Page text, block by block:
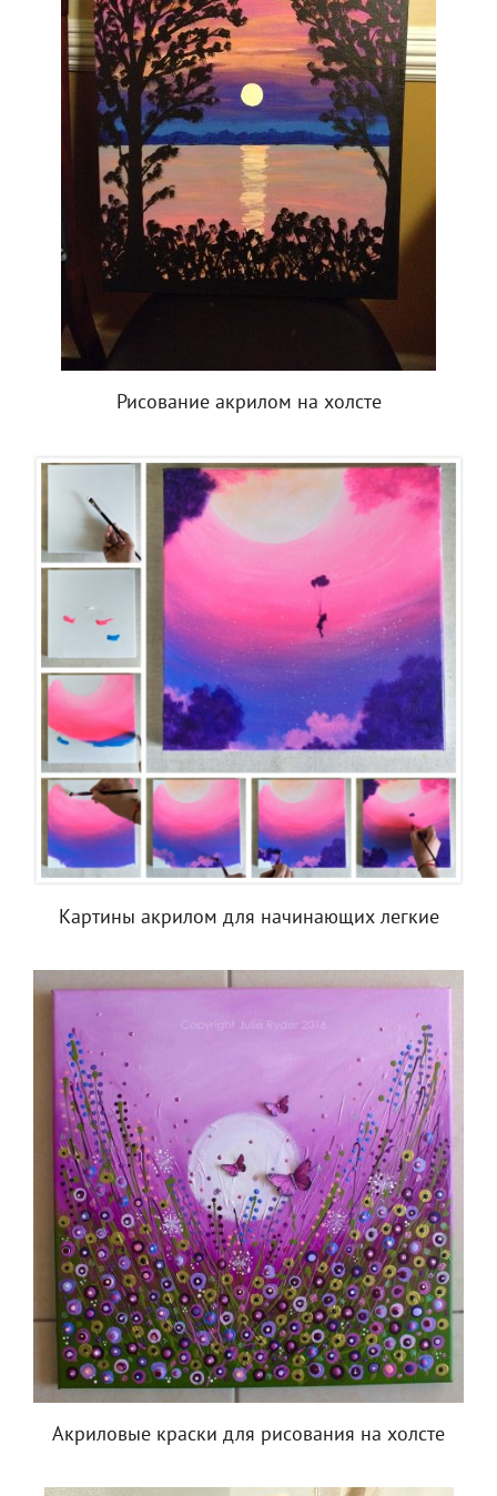
Рисование акрилом на холсте
Картины акрилом для начинающих легкие
Акриловые краски для рисования на холсте